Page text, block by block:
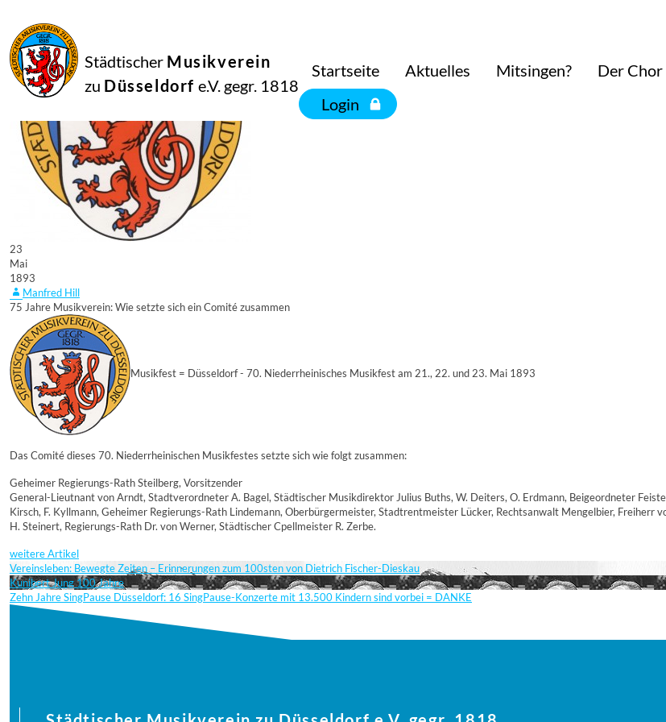
Städtischer Musikverein
zu Düsseldorf e.V. gegr. 1818
Startseite Aktuelles Mitsingen? Der Chor
Login
23
Mai
1893
Manfred Hill
75 Jahre Musikverein: Wie setzte sich ein Comité zusammen
Musikfest = Düsseldorf - 70. Niederrheinisches Musikfest am 21., 22. und 23. Mai 1893
Das Comité dieses 70. Niederrheinischen Musikfestes setzte sich wie folgt zusammen:
Geheimer Regierungs-Rath Steilberg, Vorsitzender
General-Lieutnant von Arndt, Stadtverordneter A. Bagel, Städtischer Musikdirektor Julius Buths, W. Deiters, O. Erdmann, Beigeordneter
Kirsch, F. Kyllmann, Geheimer Regierungs-Rath Lindemann, Oberbürgermeister, Stadtrentmeister Lücker, Rechtsanwalt Mengelbier,
H. Steinert, Regierungs-Rath Dr. von Werner, Städtischer Cpellmeister R. Zerbe.
weitere Artikel
Vereinsleben: Bewegte Zeiten – Erinnerungen zum 100sten von Dietrich Fischer-Dieskau
Kunibert Jung 100 Jahre
Zehn Jahre SingPause Düsseldorf: 16 SingPause-Konzerte mit 13.500 Kindern sind vorbei = DANKE